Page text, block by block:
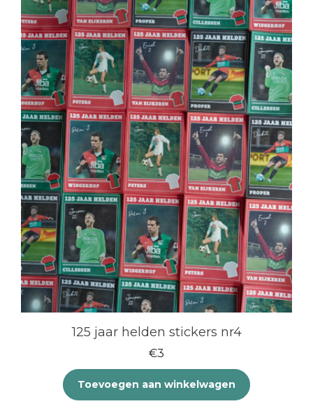
125 jaar helden stickers nr4
€3
Toevoegen aan winkelwagen